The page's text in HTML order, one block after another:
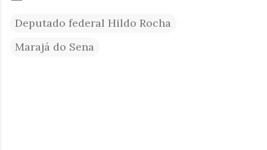
Deputado federal Hildo Rocha
Marajá do Sena